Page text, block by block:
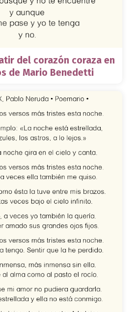
del corazón coraza en
de Mario Benedetti